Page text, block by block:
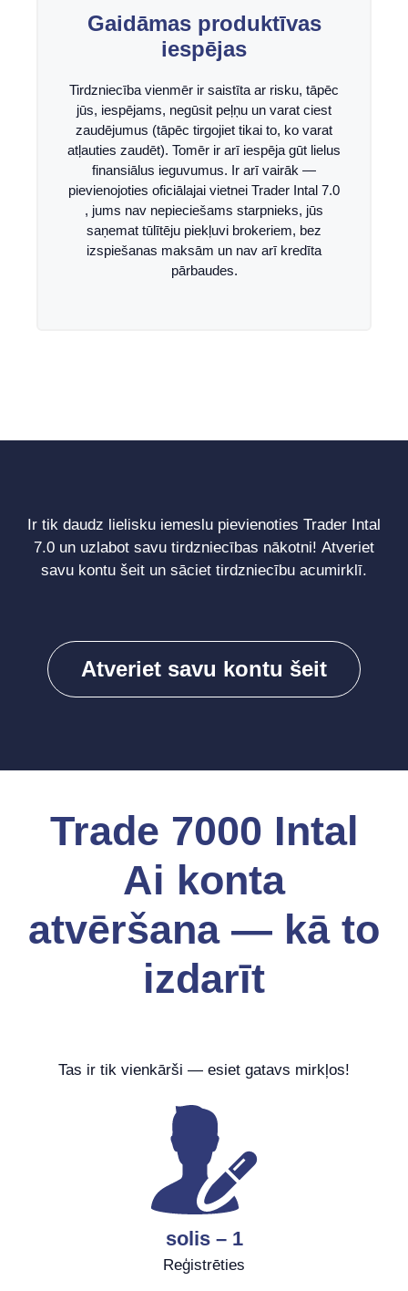
Gaidāmas produktīvas
iespējas
Tirdzniecība vienmēr ir saistīta ar risku, tāpēc
jūs, iespējams, negūsit peļņu un varat ciest
zaudējumus (tāpēc tirgojiet tikai to, ko varat
atļauties zaudēt). Tomēr ir arī iespēja gūt lielus
finansiālus ieguvumus. Ir arī vairāk —
pievienojoties oficiālajai vietnei Trader Intal 7.0
, jums nav nepieciešams starpnieks, jūs
saņemat tūlītēju piekļuvi brokeriem, bez
izspiešanas maksām un nav arī kredīta
pārbaudes.
Ir tik daudz lielisku iemeslu pievienoties Trader Intal
7.0 un uzlabot savu tirdzniecības nākotni! Atveriet
savu kontu šeit un sāciet tirdzniecību acumirklī.
Atveriet savu kontu šeit
Trade 7000 Intal
Ai konta
atvēršana — kā to
izdarīt
Tas ir tik vienkārši — esiet gatavs mirkļos!
solis – 1
Reģistrēties